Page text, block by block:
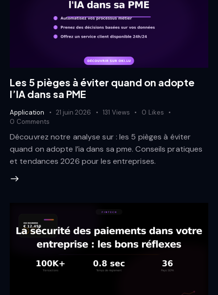
Les 5 pièges à éviter quand on adopte
l’IA dans sa PME
Application 21 juin 2026 131 Views 0 Likes
0 Comments
Découvrez notre analyse sur : les 5 pièges à éviter
quand on adopte l’ia dans sa pme. Conseils pratiques
et tendances 2026 pour les entreprises.